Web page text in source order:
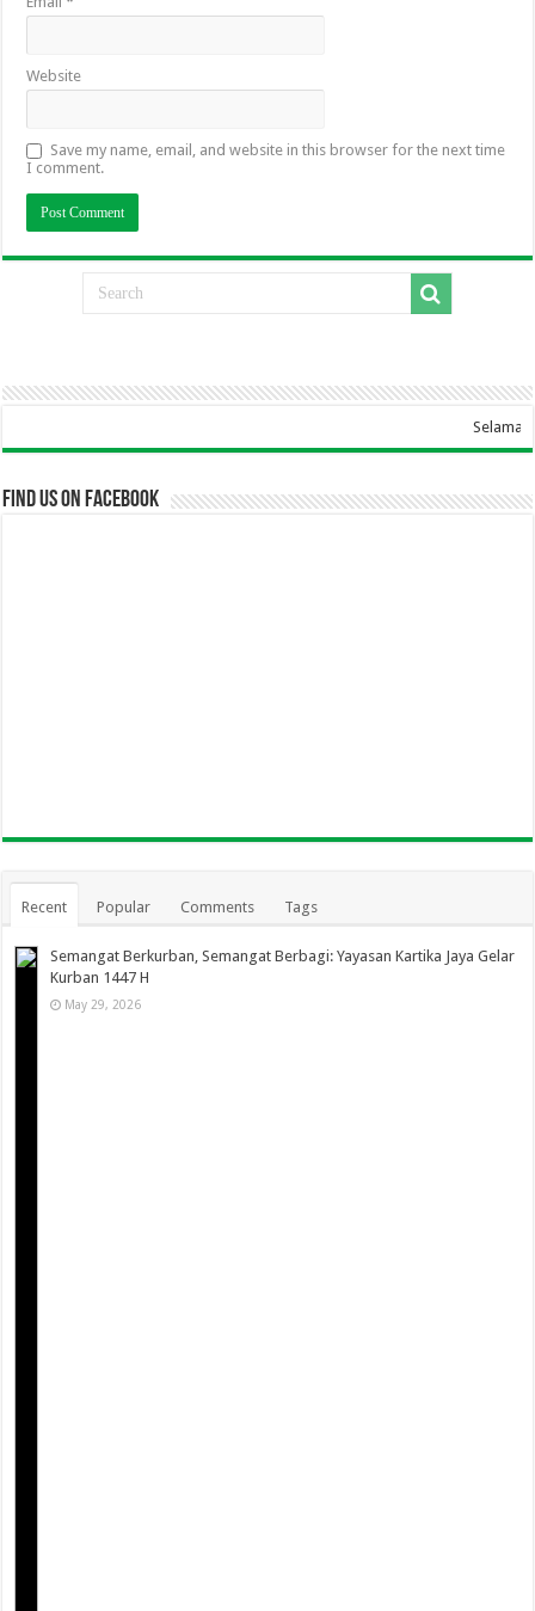
Website
Save my name, email, and website in this browser for the next time
I comment.
Selamat Datang Di
Find us on Facebook
Recent Popular Comments Tags
Semangat Berkurban, Semangat Berbagi: Yayasan Kartika Jaya Gelar
Kurban 1447 H
May 29, 2026